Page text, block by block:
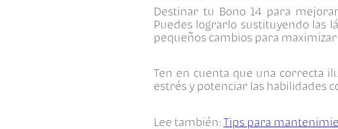
Destinar tu Bono 14 para
Puedes lograrlo sustituyendo las
pequeños cambios para maximizar
Ten en cuenta que una correcta
estrés y potenciar las habilidades
Lee también: Tips para